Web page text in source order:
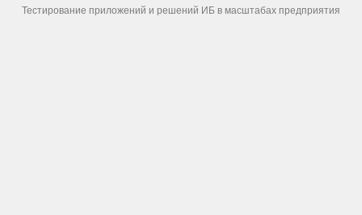
Тестирование приложений и решений ИБ в масштабах предприятия